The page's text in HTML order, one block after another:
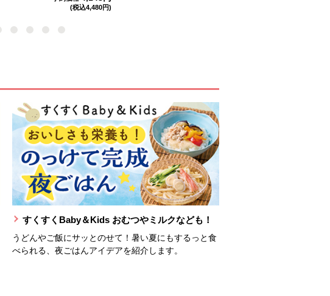
(税込4,480円)
すくすくBaby＆Kids おむつやミルクなども！
うどんやご飯にサッとのせて！暑い夏にもするっと食
べられる、夜ごはんアイデアを紹介します。